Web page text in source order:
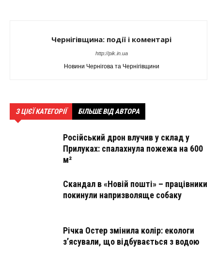
Чернігівщина: події і коментарі
http://pik.in.ua
Новини Чернігова та Чернігівщини
З ЦІЄЇ КАТЕГОРІЇ БІЛЬШЕ ВІД АВТОРА
Російський дрон влучив у склад у
Прилуках: спалахнула пожежа на 600
м²
Скандал в «Новій пошті» – працівники
покинули напризволяще собаку
Річка Остер змінила колір: екологи
з’ясували, що відбувається з водою